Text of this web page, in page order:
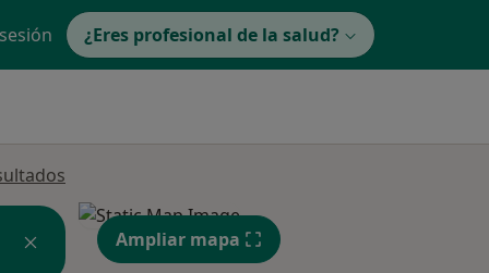
¿Eres profesional de la salud?
Ampliar mapa